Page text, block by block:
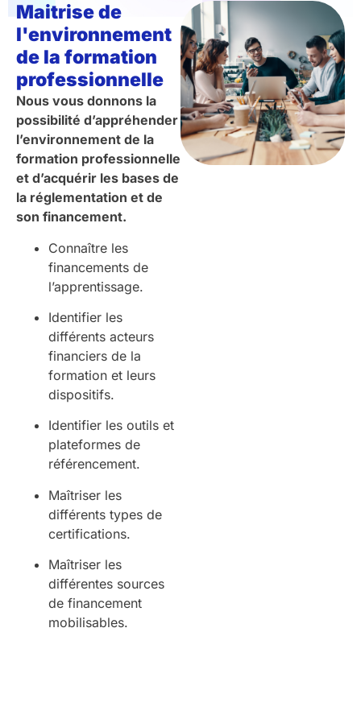
Maitrise de
l'environnement
de la formation
professionnelle
Nous vous donnons la
possibilité d’appréhender
l’environnement de la
formation professionnelle
et d’acquérir les bases de
la réglementation et de
son financement.
Connaître les
financements de
l’apprentissage.
Identifier les
différents acteurs
financiers de la
formation et leurs
dispositifs.
Identifier les outils et
plateformes de
référencement.
Maîtriser les
différents types de
certifications.
Maîtriser les
différentes sources
de financement
mobilisables.